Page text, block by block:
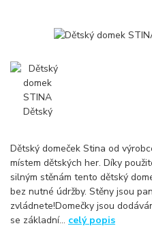
Dětský domeček Stina od
místem dětských her. Díky
silným stěnám tento dětský
bez nutné údržby. Stěny jsou
zvládnete!Domečky jsou
se základní... celý popis